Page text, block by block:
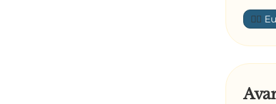
-
Grita
-
—
👍🏼